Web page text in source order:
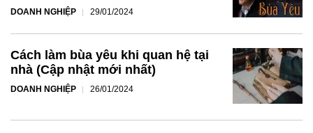
DOANH NGHIỆP 29/01/2024
Cách làm bùa yêu khi quan hệ tại
nhà (Cập nhật mới nhất)
DOANH NGHIỆP 26/01/2024